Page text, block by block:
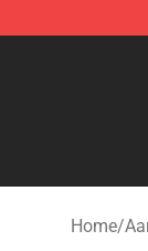
Home/